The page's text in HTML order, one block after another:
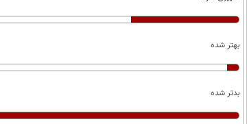
بهتر شده
بدتر شده